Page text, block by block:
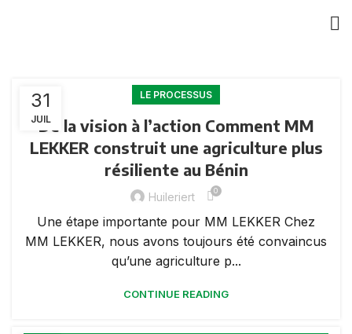
31
JUIL
LE PROCESSUS
De la vision à l’action Comment MM
LEKKER construit une agriculture plus
résiliente au Bénin
Huileriert 0
Une étape importante pour MM LEKKER Chez
MM LEKKER, nous avons toujours été convaincus
qu’une agriculture p...
CONTINUE READING